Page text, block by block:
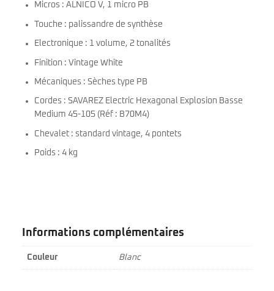
Micros : ALNICO V, 1 micro PB
Touche : palissandre de synthèse
Electronique : 1 volume, 2 tonalités
Finition : Vintage White
Mécaniques : Sèches type PB
Cordes : SAVAREZ Electric Hexagonal Explosion Basse
Medium 45-105 (Réf : B70M4)
Chevalet : standard vintage, 4 pontets
Poids : 4 kg
Informations complémentaires
Couleur Blanc